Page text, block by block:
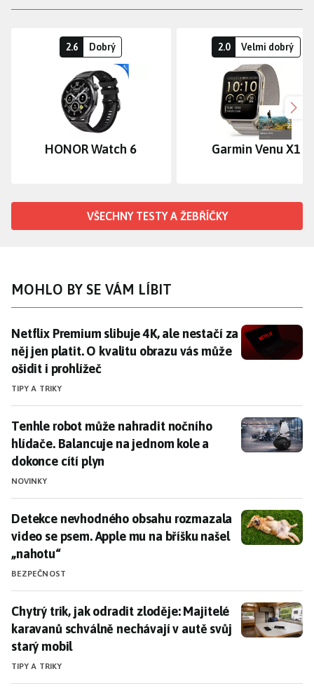
2.6 Dobrý
HONOR Watch 6
2.0 Velmi dobrý
Garmin Venu X1
VŠECHNY TESTY A ŽEBŘÍČKY
MOHLO BY SE VÁM LÍBIT
Netflix Premium slibuje 4K, ale nestačí za něj jen
Netflix Premium slibuje 4K, ale nestačí za
něj jen platit. O kvalitu obrazu vás může
ošidit i prohlížeč
TIPY A TRIKY
Tenhle robot může nahradit nočního hlídače.
Tenhle robot může nahradit nočního
hlídače. Balancuje na jednom kole a
dokonce cítí plyn
NOVINKY
Detekce nevhodného obsahu rozmazala video se
Detekce nevhodného obsahu rozmazala
video se psem. Apple mu na bříšku našel
„nahotu“
BEZPEČNOST
Chytrý trik, jak odradit zloděje: Majitelé karavanů
Chytrý trik, jak odradit zloděje: Majitelé
karavanů schválně nechávají v autě svůj
starý mobil
TIPY A TRIKY